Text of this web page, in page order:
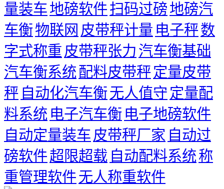
量装车地磅软件扫码过磅地磅汽
车衡物联网 皮带秤计量 电子秤数
字式称重 皮带秤张力 汽车衡基础
汽车衡系统 配料皮带秤定量皮带
秤 自动化汽车衡无人值守 定量配
料系统 电子汽车衡 电子地磅软件
自动定量装车 皮带秤厂家 自动过
磅软件超限超载 自动配料系统称
重管理软件无人称重软件